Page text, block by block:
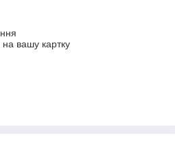
вашу картку